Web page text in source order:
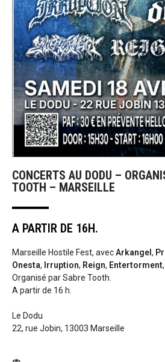
CONCERTS AU DODU –
TOOTH – MARSEILLE
A PARTIR DE 16H.
Marseille Hostile Fest, avecArkangel ,
Onesta, Irruption, Reign, Entertorment,
Organisé par Sabre Tooth.
A partir de 16 h.
Le Dodu
22, rue Jobin, 13003 Marseille